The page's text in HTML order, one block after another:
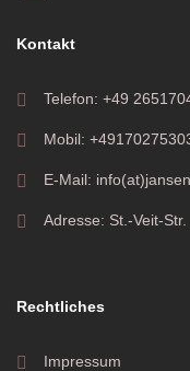
Kontakt
Telefon: +49
Mobil:
E-Mail:
Adresse: St.-Veit-
Rechtliches
Impressum